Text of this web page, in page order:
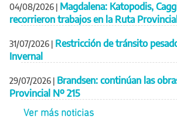
04/08/2026 | Magdalena: Katopodis,
recorrieron trabajos en la Ruta
31/07/2026 | Restricción de tránsito
Invernal
29/07/2026 | Brandsen: continúan las
Provincial Nº 215
Ver más noticias